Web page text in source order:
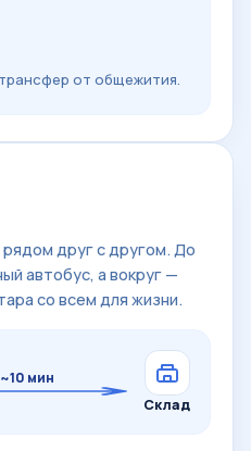
от общежития.
друг с другом. До
автобус, а вокруг —
со всем для жизни.
~10 мин
Склад